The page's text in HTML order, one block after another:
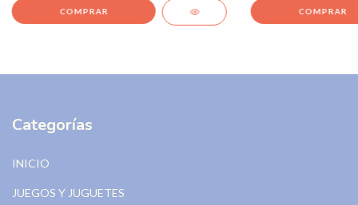
Categorías
INICIO
JUEGOS Y JUGUETES